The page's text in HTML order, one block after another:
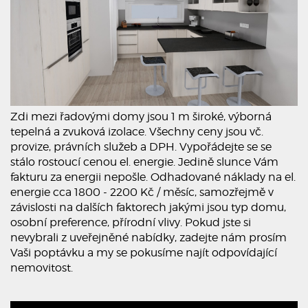
Zdi mezi řadovými domy jsou 1 m široké, výborná
tepelná a zvuková izolace. Všechny ceny jsou vč.
provize, právních služeb a DPH. Vypořádejte se se
stálo rostoucí cenou el. energie. Jedině slunce Vám
fakturu za energii nepošle. Odhadované náklady na el.
energie cca 1800 - 2200 Kč / měsíc, samozřejmě v
závislosti na dalších faktorech jakými jsou typ domu,
osobní preference, přírodní vlivy. Pokud jste si
nevybrali z uveřejněné nabídky, zadejte nám prosím
Vaši poptávku a my se pokusíme najít odpovídající
nemovitost.